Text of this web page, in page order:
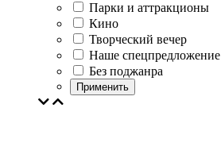
Парки и аттракционы
Кино
Творческий вечер
Наше спецпредложение
Без поджанра
Применить